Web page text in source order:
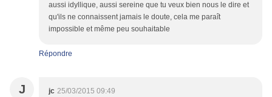
aussi idyllique, aussi sereine que tu veux bien nous le dire et
qu'ils ne connaissent jamais le doute, cela me paraît
impossible et même peu souhaitable
Répondre
J jc 25/03/2015 09:49